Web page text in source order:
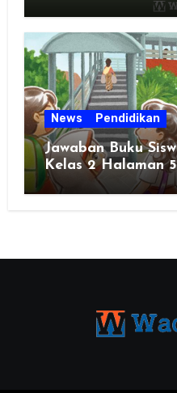
News Pendidikan
Jawaban Buku
Kelas 2 Halaman